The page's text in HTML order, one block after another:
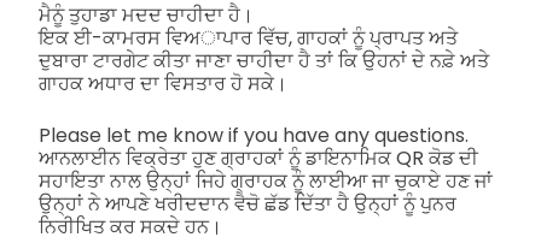
ਮੈਨੂੰ ਤੁਹਾਡਾ ਮਦਦ ਚਾਹੀਦਾ ਹੈ।
ਇਕ ਈ-ਕਾਮਰਸ ਵਿਅਾਪਾਰ ਵਿੱਚ, ਗਾਹਕਾਂ ਨੂੰ ਪ੍ਰਾਪਤ ਅਤੇ
ਦੁਬਾਰਾ ਟਾਰਗੇਟ ਕੀਤਾ ਜਾਣਾ ਚਾਹੀਦਾ ਹੈ ਤਾਂ ਕਿ ਉਹਨਾਂ ਦੇ ਨਫ਼ੇ ਅਤੇ
ਗਾਹਕ ਅਧਾਰ ਦਾ ਵਿਸਤਾਰ ਹੋ ਸਕੇ।
Please let me know if you have any questions.
ਆਨਲਾਈਨ ਵਿਕ੍ਰੇਤਾ ਹੁਣ ਗ੍ਰਾਹਕਾਂ ਨੂੰ ਡਾਇਨਾਮਿਕ QR ਕੋਡ ਦੀ
ਸਹਾਇਤਾ ਨਾਲ ਉਨ੍ਹਾਂ ਜਿਹੇ ਗ੍ਰਾਹਕ ਨੂੰ ਲਾਈਆ ਜਾ ਚੁਕਾਏ ਹਣ ਜਾਂ
ਉਨ੍ਹਾਂ ਨੇ ਆਪਣੇ ਖਰੀਦਦਾਨ ਵੈਚੋ ਛੱਡ ਦਿੱਤਾ ਹੈ ਉਨ੍ਹਾਂ ਨੂੰ ਪੁਨਰ
ਨਿਰੀਖਿਤ ਕਰ ਸਕਦੇ ਹਨ।